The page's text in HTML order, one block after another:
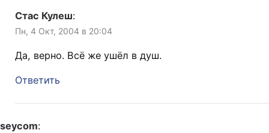
Стас Кулеш:
Пн, 4 Окт, 2004 в 20:04
Да, верно. Всё же ушёл в душ.
Ответить
seycom: